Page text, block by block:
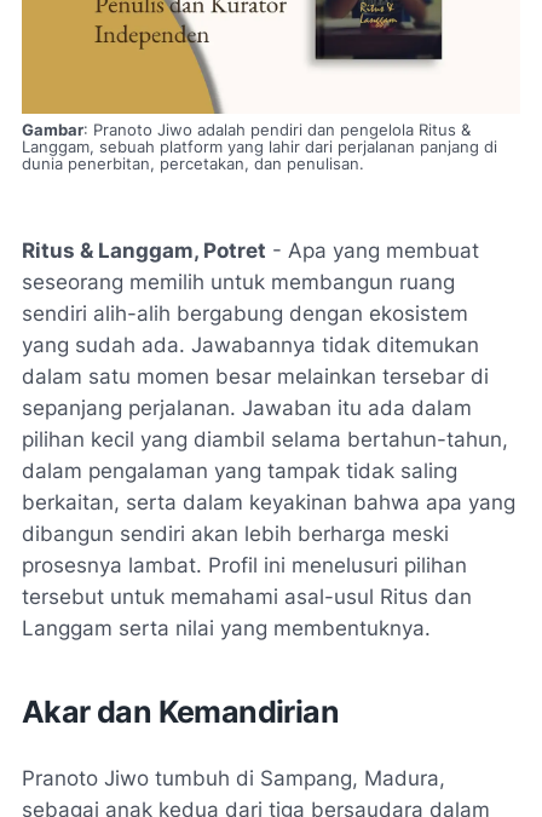
Gambar: Pranoto Jiwo adalah pendiri dan pengelola Ritus &
Langgam, sebuah platform yang lahir dari perjalanan panjang di
dunia penerbitan, percetakan, dan penulisan.
Ritus & Langgam, Potret - Apa yang membuat
seseorang memilih untuk membangun ruang
sendiri alih-alih bergabung dengan ekosistem
yang sudah ada. Jawabannya tidak ditemukan
dalam satu momen besar melainkan tersebar di
sepanjang perjalanan. Jawaban itu ada dalam
pilihan kecil yang diambil selama bertahun-tahun,
dalam pengalaman yang tampak tidak saling
berkaitan, serta dalam keyakinan bahwa apa yang
dibangun sendiri akan lebih berharga meski
prosesnya lambat. Profil ini menelusuri pilihan
tersebut untuk memahami asal-usul Ritus dan
Langgam serta nilai yang membentuknya.
Akar dan Kemandirian
Pranoto Jiwo tumbuh di Sampang, Madura,
sebagai anak kedua dari tiga bersaudara dalam